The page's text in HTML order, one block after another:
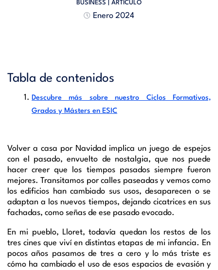
BUSINESS | ARTÍCULO
Enero 2024
Tabla de contenidos
Descubre más sobre nuestro Ciclos Formativos,
Grados y Másters en ESIC
Volver a casa por Navidad implica un juego de espejos
con el pasado, envuelto de nostalgia, que nos puede
hacer creer que los tiempos pasados siempre fueron
mejores. Transitamos por calles paseadas y vemos como
los edificios han cambiado sus usos, desaparecen o se
adaptan a los nuevos tiempos, dejando cicatrices en sus
fachadas, como señas de ese pasado evocado.
En mi pueblo, Lloret, todavía quedan los restos de los
tres cines que viví en distintas etapas de mi infancia. En
pocos años pasamos de tres a cero y lo más triste es
cómo ha cambiado el uso de esos espacios de evasión y